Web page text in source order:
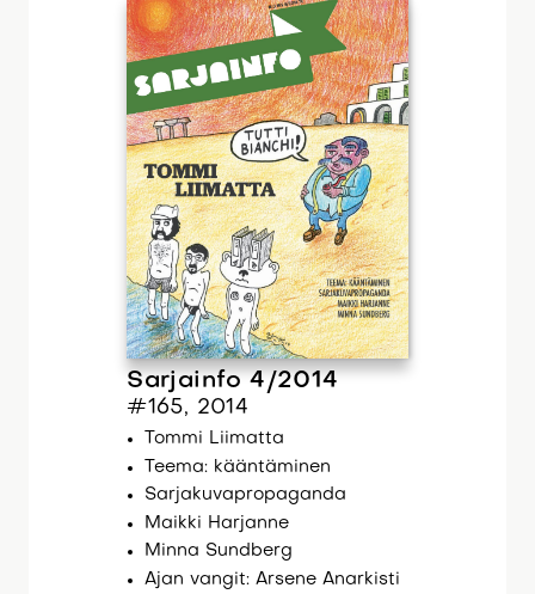
Sarjainfo 4/2014
#165, 2014
Tommi Liimatta
Teema: kääntäminen
Sarjakuvapropaganda
Maikki Harjanne
Minna Sundberg
Ajan vangit: Arsene Anarkisti